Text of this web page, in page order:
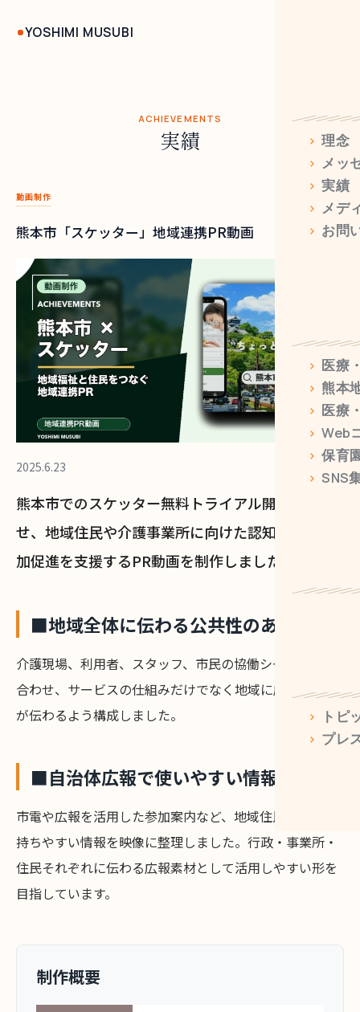
YOSHIMI MUSUBI
> 理念
> メッ
> 実績
> メデ
> お問
> 医療
> 熊本
> 医療
> Web
> 保育
> SNS
>
トピ
> プレ
ACHIEVEMENTS
実績
動画制作
熊本市「スケッター」地域連携PR動画
2025.6.23
熊本市でのスケッター無料トライアル開始に合わ
せ、地域住民や介護事業所に向けた認知拡大と参
加促進を支援するPR動画を制作しました。
■地域全体に伝わる公共性のある構成
介護現場、利用者、スタッフ、市民の協働シーンを組み
合わせ、サービスの仕組みだけでなく地域に広がる意義
が伝わるよう構成しました。
■自治体広報で使いやすい情報整理
市電や広報を活用した参加案内など、地域住民が接点を
持ちやすい情報を映像に整理しました。行政・事業所・
住民それぞれに伝わる広報素材として活用しやすい形を
目指しています。
制作概要